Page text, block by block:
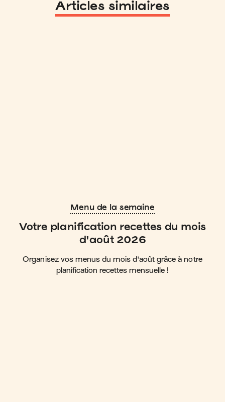
Articles similaires
Menu de la semaine
Votre planification recettes du mois
d'août 2026
Organisez vos menus du mois d'août grâce à notre
planification recettes mensuelle !